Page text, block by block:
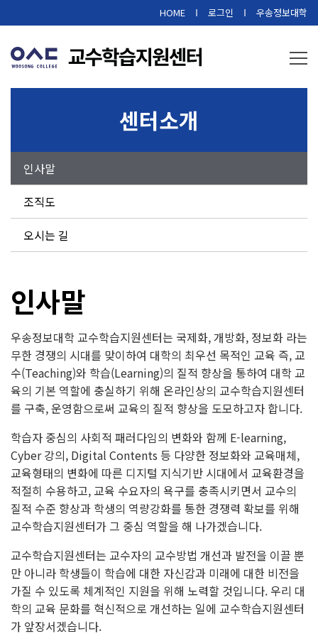
HOME 로그인 우송정보대학
센터소개
인사말
조직도
오시는 길
인사말
우송정보대학 교수학습지원센터는 국제화, 개방화, 정보화 라는
무한 경쟁의 시대를 맞이하여 대학의 최우선 목적인 교육 즉, 교
수(Teaching)와 학습(Learning)의 질적 향상을 통하여 대학 교
육의 기본 역할에 충실하기 위해 온라인상의 교수학습지원센터
를 구축, 운영함으로써 교육의 질적 향상을 도모하고자 합니다.
학습자 중심의 사회적 패러다임의 변화와 함께 E-learning,
Cyber 강의, Digital Contents 등 다양한 정보화와 교육매체,
교육형태의 변화에 따른 디지털 지식기반 시대에서 교육환경을
적절히 수용하고, 교육 수요자의 욕구를 충족시키면서 교수의
질적 수준 향상과 학생의 역량강화를 통한 경쟁력 확보를 위해
교수학습지원센터가 그 중심 역할을 해 나가겠습니다.
교수학습지원센터는 교수자의 교수방법 개선과 발전을 이끌 뿐
만 아니라 학생들이 학습에 대한 자신감과 미래에 대한 비전을
가질 수 있도록 체계적인 지원을 위해 노력할 것입니다. 우리 대
학의 교육 문화를 혁신적으로 개선하는 일에 교수학습지원센터
가 앞장서겠습니다.